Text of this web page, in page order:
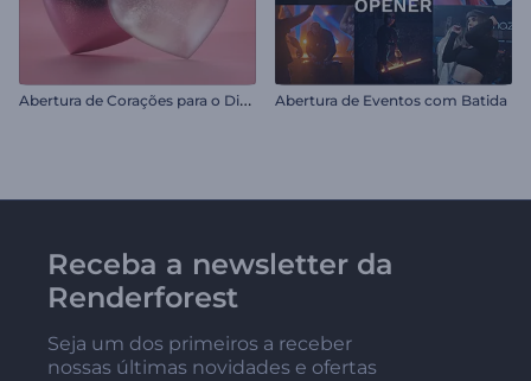
A
bertura de Corações para o Dia dos Namorados Abertura de Eventos com Batida
Receba a newsletter da
Renderforest
Seja um dos primeiros a receber
nossas últimas novidades e ofertas